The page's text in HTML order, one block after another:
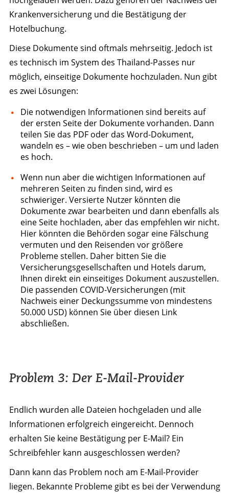
Krankenversicherung und die Bestätigung der
Hotelbuchung.
Diese Dokumente sind oftmals mehrseitig. Jedoch ist
es technisch im System des Thailand-Passes nur
möglich, einseitige Dokumente hochzuladen. Nun gibt
es zwei Lösungen:
Die notwendigen Informationen sind bereits auf
der ersten Seite der Dokumente vorhanden. Dann
teilen Sie das PDF oder das Word-Dokument,
wandeln es – wie oben beschrieben – um und laden
es hoch.
Wenn nun aber die wichtigen Informationen auf
mehreren Seiten zu finden sind, wird es
schwieriger. Versierte Nutzer könnten die
Dokumente zwar bearbeiten und dann ebenfalls als
eine Seite hochladen, aber das empfehlen wir nicht.
Hier könnten die Behörden sogar eine Fälschung
vermuten und den Reisenden vor größere
Probleme stellen. Daher bitten Sie die
Versicherungsgesellschaften und Hotels darum,
Ihnen direkt ein einseitiges Dokument auszustellen.
Die passenden COVID-Versicherungen (mit
Nachweis einer Deckungssumme von mindestens
50.000 USD) können Sie über diesen Link
abschließen.
Problem 3: Der E-Mail-Provider
Endlich wurden alle Dateien hochgeladen und alle
Informationen erfolgreich eingereicht. Dennoch
erhalten Sie keine Bestätigung per E-Mail? Ein
Schreibfehler kann ausgeschlossen werden?
Dann kann das Problem noch am E-Mail-Provider
liegen. Bekannte Probleme gibt es bei der Verwendung